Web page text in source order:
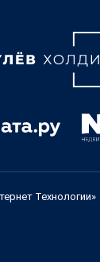
Технологии»